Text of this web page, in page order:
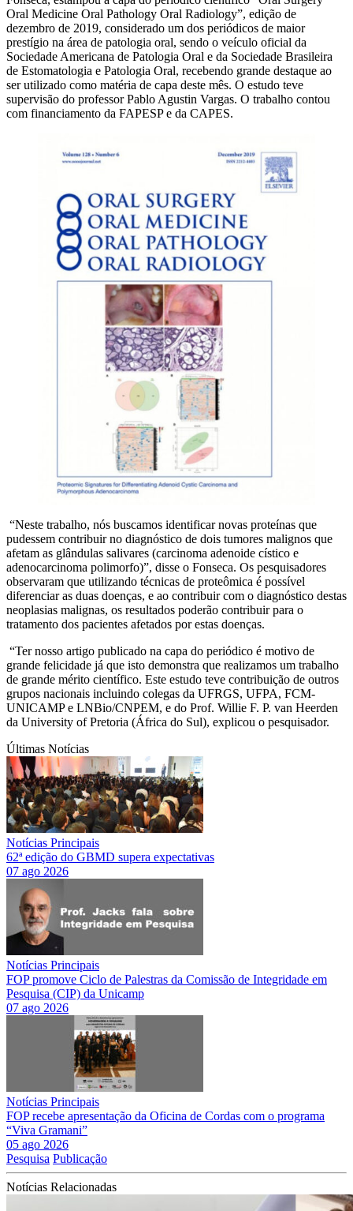
Oral Medicine Oral Pathology Oral Radiology”, edição de
dezembro de 2019, considerado um dos periódicos de maior
prestígio na área de patologia oral, sendo o veículo oficial da
Sociedade Americana de Patologia Oral e da Sociedade Brasileira
de Estomatologia e Patologia Oral, recebendo grande destaque ao
ser utilizado como matéria de capa deste mês. O estudo teve
supervisão do professor Pablo Agustin Vargas. O trabalho contou
com financiamento da FAPESP e da CAPES.
“Neste trabalho, nós buscamos identificar novas proteínas que
pudessem contribuir no diagnóstico de dois tumores malignos que
afetam as glândulas salivares (carcinoma adenoide cístico e
adenocarcinoma polimorfo)”, disse o Fonseca. Os pesquisadores
observaram que utilizando técnicas de proteômica é possível
diferenciar as duas doenças, e ao contribuir com o diagnóstico destas
neoplasias malignas, os resultados poderão contribuir para o
tratamento dos pacientes afetados por estas doenças.
“Ter nosso artigo publicado na capa do periódico é motivo de
grande felicidade já que isto demonstra que realizamos um trabalho
de grande mérito científico. Este estudo teve contribuição de outros
grupos nacionais incluindo colegas da UFRGS, UFPA, FCM-
UNICAMP e LNBio/CNPEM, e do Prof. Willie F. P. van Heerden
da University of Pretoria (África do Sul), explicou o pesquisador.
Últimas Notícias
Notícias Principais
62ª edição do GBMD supera expectativas
07 ago 2026
Notícias Principais
FOP promove Ciclo de Palestras da Comissão de Integridade em
Pesquisa (CIP) da Unicamp
07 ago 2026
Notícias Principais
FOP recebe apresentação da Oficina de Cordas com o programa
“Viva Gramani”
05 ago 2026
Pesquisa Publicação
Notícias Relacionadas